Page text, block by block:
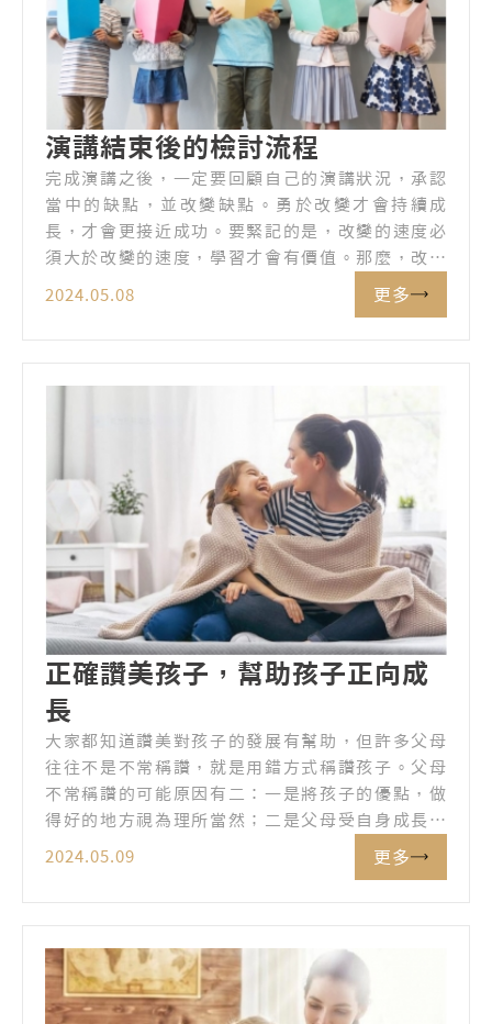
演講結束後的檢討流程
完成演講之後，一定要回顧自己的演講狀況，承認
當中的缺點，並改變缺點。勇於改變才會持續成
長，才會更接近成功。要緊記的是，改變的速度必
須大於改變的速度，學習才會有價值。那麼，改變
2024.05.08 更多
正確讚美孩子，幫助孩子正向成
長
大家都知道讚美對孩子的發展有幫助，但許多父母
往往不是不常稱讚，就是用錯方式稱讚孩子。父母
不常稱讚的可能原因有二：一是將孩子的優點，做
得好的地方視為理所當然；二是父母受自身成長經
歷或性格影響，不習慣開口稱讚孩子，甚至認為
2024.05.09 更多